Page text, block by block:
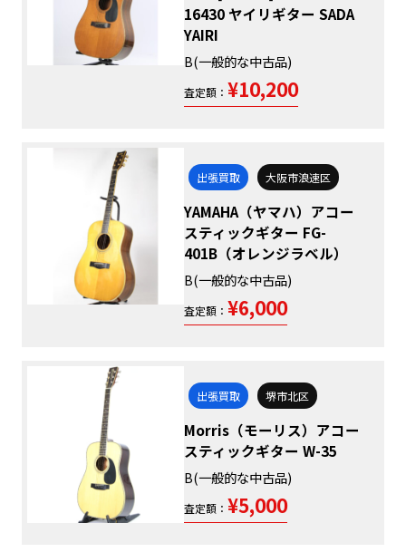
16430 ヤイリギター SADA
YAIRI
B(一般的な中古品)
査定額： ¥10,200
出張買取 大阪市浪速区
YAMAHA（ヤマハ）アコー
スティックギター FG-
401B（オレンジラベル）
B(一般的な中古品)
査定額： ¥6,000
出張買取 堺市北区
Morris（モーリス）アコー
スティックギター W-35
B(一般的な中古品)
査定額： ¥5,000